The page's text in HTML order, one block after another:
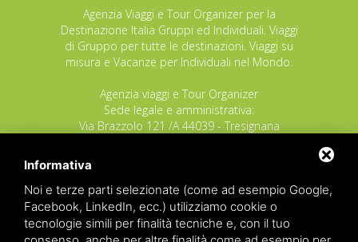
Agenzia Viaggi e Tour Organizer per la
Destinazione Italia Gruppi ed Individuali. Viaggi
di Gruppo per tutte le destinazioni. Viaggi su
misura e Vacanze per Individuali nel Mondo.
Agenzia viaggi e Tour Organizer
Sede legale e amministrativa:
Via Brazzolo 121 /A 44039 - Tresignana
POLIZZA RESPONSABILITA' CIVILE REVO N.
OX00020791 valida dal 12/11/2025 al
12/11/2026
Informativa
Noi e terze parti selezionate (come ad esempio Google,
Facebook, LinkedIn, ecc.) utilizziamo cookie o
tecnologie simili per finalità tecniche e, con il tuo